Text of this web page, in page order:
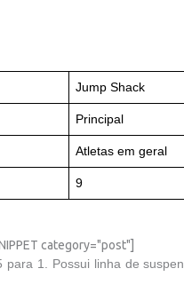
Jump Shack
Principal
Atletas em geral
9
category="post"]
1. Possui linha de